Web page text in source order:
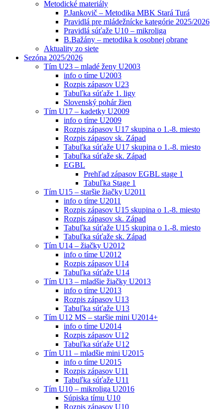
Metodické materiály
P.Jankovič – Metodika MBK Stará Turá
Pravidlá pre mládežnícke kategórie 2025/2026
Pravidlá súťaže U10 – mikroliga
B.Bažány – metodika k osobnej obrane
Aktuality zo siete
Sezóna 2025/2026
Tím U23 – mladé ženy U2003
info o tíme U2003
Rozpis zápasov U23
Tabuľka súťaže 1. ligy
Slovenský pohár žien
Tím U17 – kadetky U2009
info o tíme U2009
Rozpis zápasov U17 skupina o 1.-8. miesto
Rozpis zápasov sk. Západ
Tabuľka súťaže U17 skupina o 1.-8. miesto
Tabuľka súťaže sk. Západ
EGBL
Prehľad zápasov EGBL stage 1
Tabuľka Stage 1
Tím U15 – staršie žiačky U2011
info o tíme U2011
Rozpis zápasov U15 skupina o 1.-8. miesto
Rozpis zápasov sk. Západ
Tabuľka súťaže U15 skupina o 1.-8. miesto
Tabuľka súťaže sk. Západ
Tím U14 – žiačky U2012
info o tíme U2012
Rozpis zápasov U14
Tabuľka súťaže U14
Tím U13 – mladšie žiačky U2013
info o tíme U2013
Rozpis zápasov U13
Tabuľka súťaže U13
Tím U12 MS – staršie mini U2014+
info o tíme U2014
Rozpis zápasov U12
Tabuľka súťaže U12
Tím U11 – mladšie mini U2015
info o tíme U2015
Rozpis zápasov U11
Tabuľka súťaže U11
Tím U10 – mikroliga U2016
Súpiska tímu U10
Rozpis zápasov U10